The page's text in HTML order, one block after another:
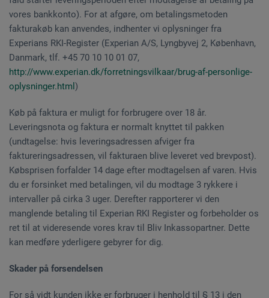
vores bankkonto). For at afgøre, om betalingsmetoden
fakturakøb kan anvendes, indhenter vi oplysninger fra
Experians RKI-Register (Experian A/S, Lyngbyvej 2, København,
Danmark, tlf. +45 70 10 10 01 07,
http://www.experian.dk/forretningsvilkaar/brug-af-personlige-
oplysninger.html )
Køb på faktura er muligt for forbrugere over 18 år.
Leveringsnota og faktura er normalt knyttet til pakken
(undtagelse: hvis leveringsadressen afviger fra
faktureringsadressen, vil fakturaen blive leveret ved brevpost).
Købsprisen forfalder 14 dage efter modtagelsen af varen. Hvis
du er forsinket med betalingen, vil du modtage 3 rykkere i
intervaller på cirka 3 uger. Derefter rapporterer vi den
manglende betaling til Experian RKI Register og forbeholder os
ret til at videresende vores krav til Bliv Inkassopartner. Dette
kan medføre yderligere gebyrer for dig.
Skader på forsendelsen
For så vidt kunden ikke er forbruger i henhold til § 13 i den